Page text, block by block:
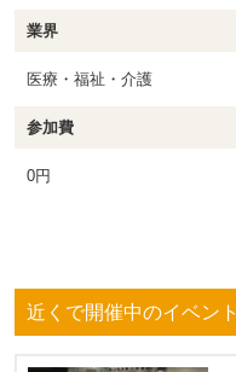
業界
医療・福祉・介護
参加費
0円
近くで開催中のイベント